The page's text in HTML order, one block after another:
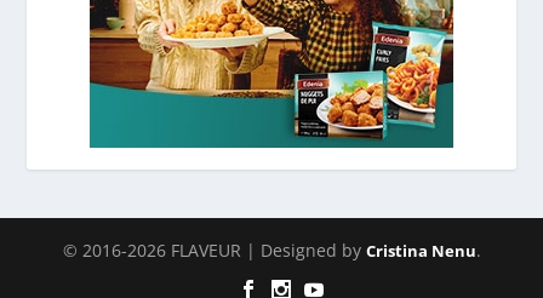
© 2016-2026 FLAVEUR | Designed by Cristina Nenu.